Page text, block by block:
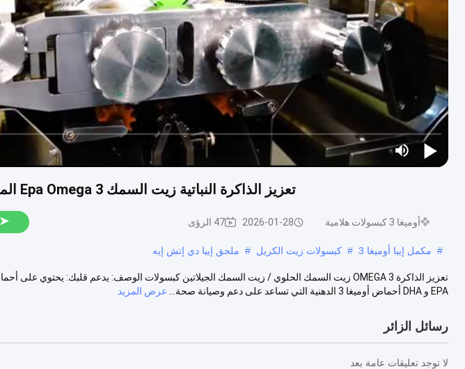
تعزيز الذاكرة النباتية زيت السمك Epa Omega 3 المكملات كبسولات سوفتغيل
أوميغا 3 كبسولات هلامية 2026-01-28 47 الرؤى
# مكمل إيبا أوميغا 3 # كبسولات زيت الكريل # ملحق إيبا دي إتش إيه
EPA و DHA أحماض أوميغا 3 الدهنية التي تساعد على دعم وصيانة صحة...
عرض المزيد
رسائل الزائر
لا توجد تعليقات عامة بعد